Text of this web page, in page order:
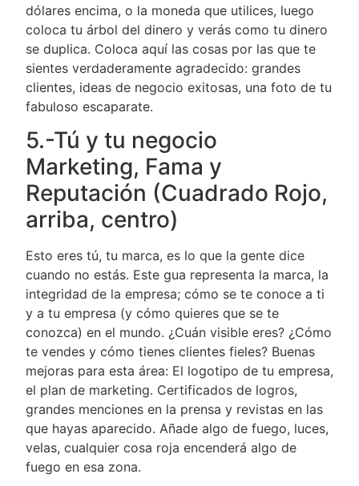
dólares encima, o la moneda que utilices, luego
coloca tu árbol del dinero y verás como tu dinero
se duplica. Coloca aquí las cosas por las que te
sientes verdaderamente agradecido: grandes
clientes, ideas de negocio exitosas, una foto de tu
fabuloso escaparate.
5.-Tú y tu negocio
Marketing, Fama y
Reputación (Cuadrado Rojo,
arriba, centro)
Esto eres tú, tu marca, es lo que la gente dice
cuando no estás. Este gua representa la marca, la
integridad de la empresa; cómo se te conoce a ti
y a tu empresa (y cómo quieres que se te
conozca) en el mundo. ¿Cuán visible eres? ¿Cómo
te vendes y cómo tienes clientes fieles? Buenas
mejoras para esta área: El logotipo de tu empresa,
el plan de marketing. Certificados de logros,
grandes menciones en la prensa y revistas en las
que hayas aparecido. Añade algo de fuego, luces,
velas, cualquier cosa roja encenderá algo de
fuego en esa zona.